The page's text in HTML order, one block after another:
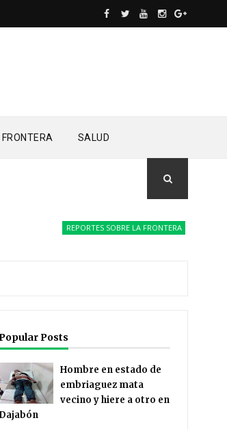
SALUD
REPORTES SOBRE LA FRONTERA Drones
Posts
Hombre en estado de
embriaguez mata
vecino y hiere a otro en
Dajabón